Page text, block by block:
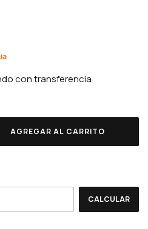
CALCULAR